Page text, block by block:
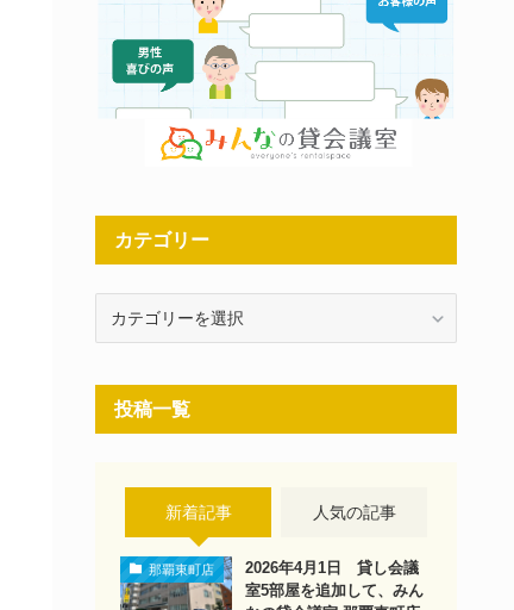
カテゴリー
リ
投稿一覧
新着記事 人気の記事
那覇東町店
2026年4月1日 貸し会議
室5部屋を追加して、みん